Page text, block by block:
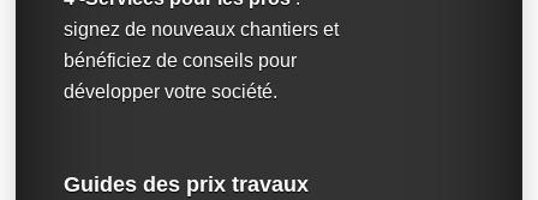
signez de nouveaux chantiers et
bénéficiez de conseils pour
développer votre société.
Guides des prix travaux